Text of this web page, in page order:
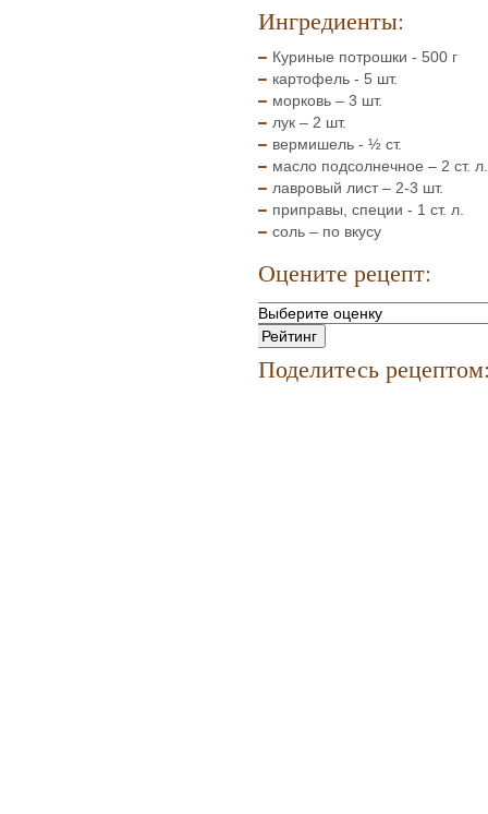
Ингредиенты:
Куриные потрошки - 500 г
картофель - 5 шт.
морковь – 3 шт.
лук – 2 шт.
вермишель - ½ ст.
масло подсолнечное – 2 ст. л.
лавровый лист – 2-3 шт.
приправы, специи - 1 ст. л.
соль – по вкусу
Оцените рецепт:
Поделитесь